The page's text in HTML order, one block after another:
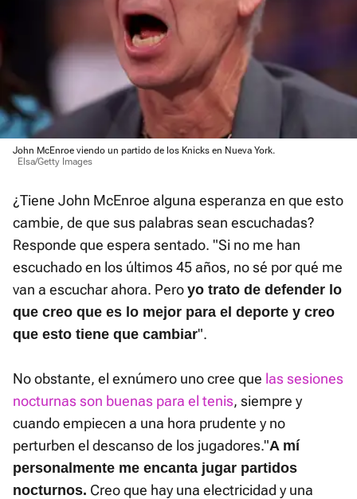
John McEnroe viendo un partido de los Knicks en Nueva York.
Elsa/Getty Images
¿Tiene John McEnroe alguna esperanza en que esto
cambie, de que sus palabras sean escuchadas?
Responde que espera sentado. "Si no me han
escuchado en los últimos 45 años, no sé por qué me
van a escuchar ahora. Pero yo trato de defender lo
que creo que es lo mejor para el deporte y creo
que esto tiene que cambiar".
No obstante, el exnúmero uno cree que las sesiones
nocturnas son buenas para el tenis, siempre y
cuando empiecen a una hora prudente y no
perturben el descanso de los jugadores."A mí
personalmente me encanta jugar partidos
nocturnos. Creo que hay una electricidad y una